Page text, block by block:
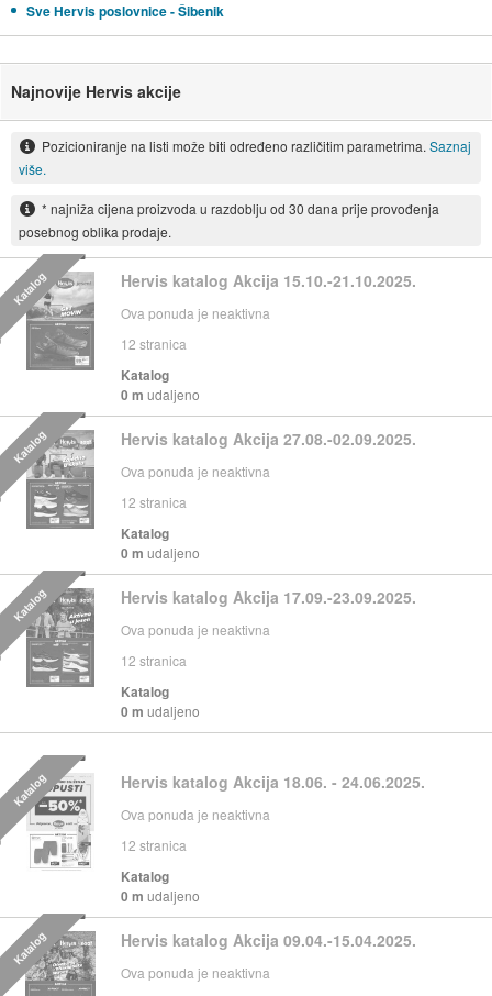
Sve Hervis poslovnice - Šibenik
Najnovije Hervis akcije
Pozicioniranje na listi može biti određeno različitim parametrima. Saznaj
više.
* najniža cijena proizvoda u razdoblju od 30 dana prije provođenja
posebnog oblika prodaje.
Hervis katalog Akcija 15.10.-21.10.2025.
Ova ponuda je neaktivna
12 stranica
Katalog
0 m udaljeno
Katalog
Hervis katalog Akcija 27.08.-02.09.2025.
Ova ponuda je neaktivna
12 stranica
Katalog
0 m udaljeno
Katalog
Hervis katalog Akcija 17.09.-23.09.2025.
Ova ponuda je neaktivna
12 stranica
Katalog
0 m udaljeno
Katalog
Hervis katalog Akcija 18.06. - 24.06.2025.
Ova ponuda je neaktivna
12 stranica
Katalog
0 m udaljeno
Katalog
Hervis katalog Akcija 09.04.-15.04.2025.
Ova ponuda je neaktivna
Katalog